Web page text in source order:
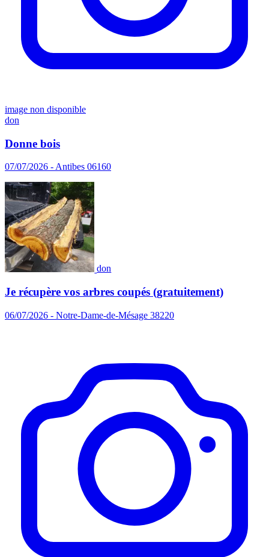
image non disponible
don
Donne bois
07/07/2026 - Antibes 06160
don
Je récupère vos arbres coupés (gratuitement)
06/07/2026 - Notre-Dame-de-Mésage 38220